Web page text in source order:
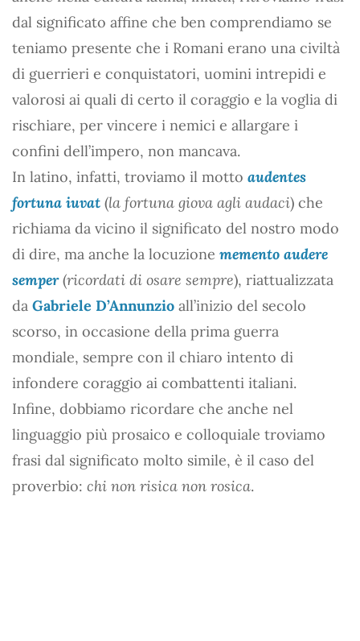
dal significato affine che ben comprendiamo se
teniamo presente che i Romani erano una civiltà
di guerrieri e conquistatori, uomini intrepidi e
valorosi ai quali di certo il coraggio e la voglia di
rischiare, per vincere i nemici e allargare i
confini dell’impero, non mancava.
In latino, infatti, troviamo il motto audentes
fortuna iuvat (la fortuna giova agli audaci) che
richiama da vicino il significato del nostro modo
di dire, ma anche la locuzione memento audere
semper(ricordati di osare sempre), riattualizzata
da Gabriele D’Annunzio all’inizio del secolo
scorso, in occasione della prima guerra
mondiale, sempre con il chiaro intento di
infondere coraggio ai combattenti italiani.
Infine, dobbiamo ricordare che anche nel
linguaggio più prosaico e colloquiale troviamo
frasi dal significato molto simile, è il caso del
proverbio: chi non risica non rosica.